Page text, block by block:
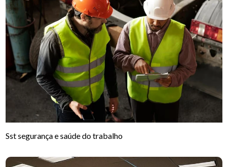
Sst segurança e saúde do trabalho